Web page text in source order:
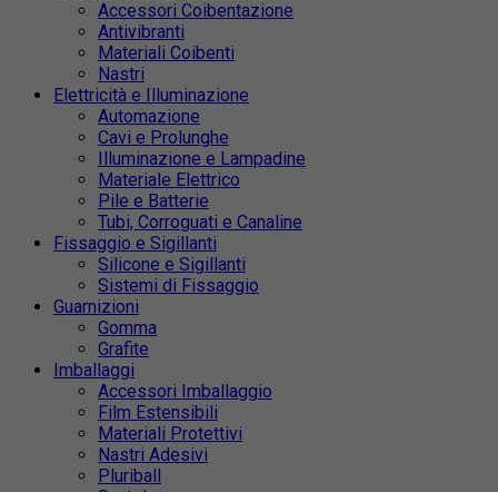
Accessori Coibentazione
Antivibranti
Materiali Coibenti
Nastri
Elettricità e Illuminazione
Automazione
Cavi e Prolunghe
Illuminazione e Lampadine
Materiale Elettrico
Pile e Batterie
Tubi, Corroguati e Canaline
Fissaggio e Sigillanti
Silicone e Sigillanti
Sistemi di Fissaggio
Guarnizioni
Gomma
Grafite
Imballaggi
Accessori Imballaggio
Film Estensibili
Materiali Protettivi
Nastri Adesivi
Pluriball